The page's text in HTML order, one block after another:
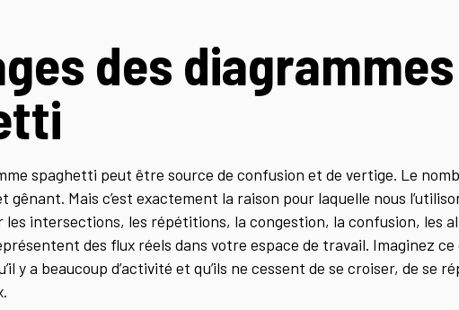
des diagrammes
spaghetti peut être source de confusion et de vertige. Le
Mais c’est exactement la raison pour laquelle nous
les intersections, les répétitions, la congestion, la confusion, les
des flux réels dans votre espace de travail. Imaginez
y a beaucoup d’activité et qu’ils ne cessent de se croiser, de se